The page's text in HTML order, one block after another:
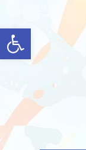
rozwiń/zwiń panel